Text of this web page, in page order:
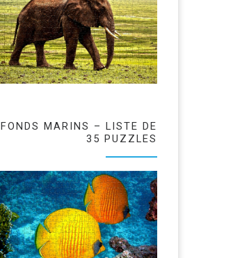
FONDS MARINS – LISTE DE
35 PUZZLES